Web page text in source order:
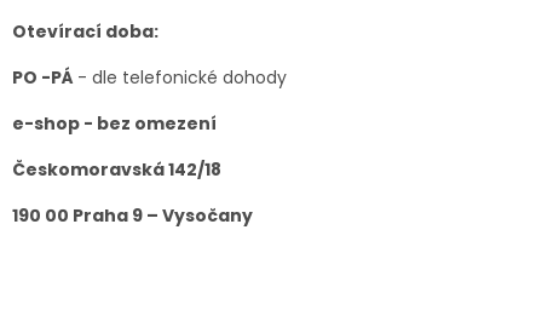
Otevírací doba:
PO -PÁ - dle telefonické dohody
e-shop - bez omezení
Českomoravská 142/18
190 00 Praha 9 – Vysočany